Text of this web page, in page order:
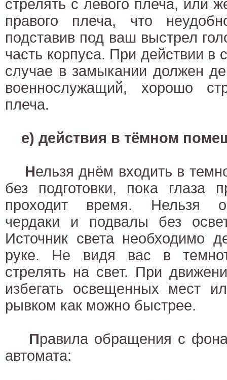
стрелять с левого плеча, или
правого плеча, что
подставив под ваш выстрел
часть корпуса. При действии в
случае в замыкании должен
военнослужащий, хорошо
плеча.
е) действия в тёмном
Нельзя днём входить в
без подготовки, пока глаза
проходит время. Нельзя
чердаки и подвалы без
Источник света необходимо
руке. Не видя вас в
стрелять на свет. При
избегать освещенных мест
рывком как можно быстрее.
Правила обращения с
автомата: